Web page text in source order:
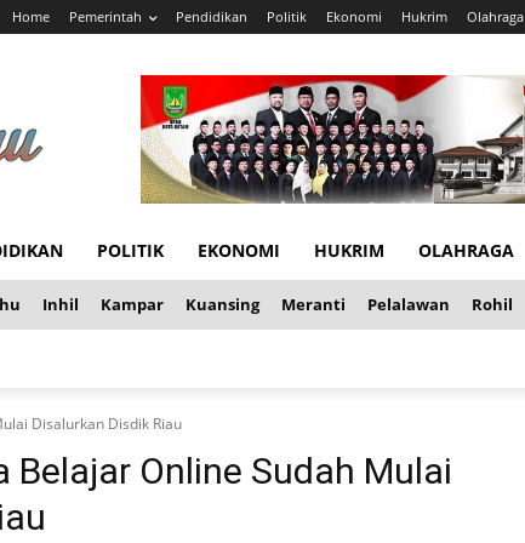
Home Pemerintah Pendidikan Politik Ekonomi Hukrim Olahraga
POLITIK EKONOMI HUKRIM OLAHRAGA
Inhil Kampar Kuansing Meranti Pelalawan Rohil
Disalurkan Disdik Riau
Belajar Online Sudah Mulai